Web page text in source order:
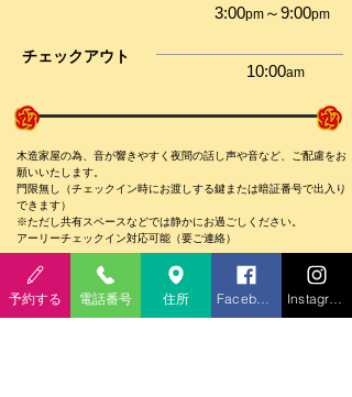
3:00pm ～9:00pm
10:00am
チェックアウト
木造家屋の為​、音が響きやすく夜間の話し声や音など、ご配慮をお
願いいたします。
​門限無し（チェックイン時にお渡しする鍵または暗証番号で出入り
できます）
※ただし共有スペースなどでは静かにお過ごしください。
​アーリーチェックイン対応可能（要ご連絡）
シャワー使用24時間OK
​連泊の場合、お部屋の清掃はしておりません。
​​【離れ】のみ幼児､未就学児の受入をしています｡
予約する 電話番号 住所